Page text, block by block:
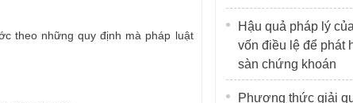
theo những quy định mà pháp luật
Hậu quả pháp lý
vốn điều lệ để phát
sàn chứng khoán
Phương thức giải